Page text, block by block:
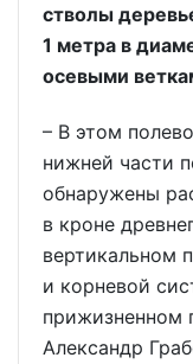
стволы
1 метра в
осевыми
– В этом
нижней части
обнаружены
в кроне
вертикальном
и корневой
прижизненном
Александр